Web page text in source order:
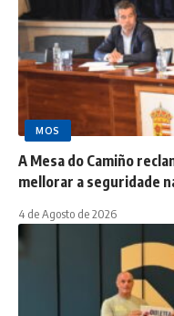
MOS
A Mesa do Camiño
mellorar a seguridade
4 de Agosto de 2026